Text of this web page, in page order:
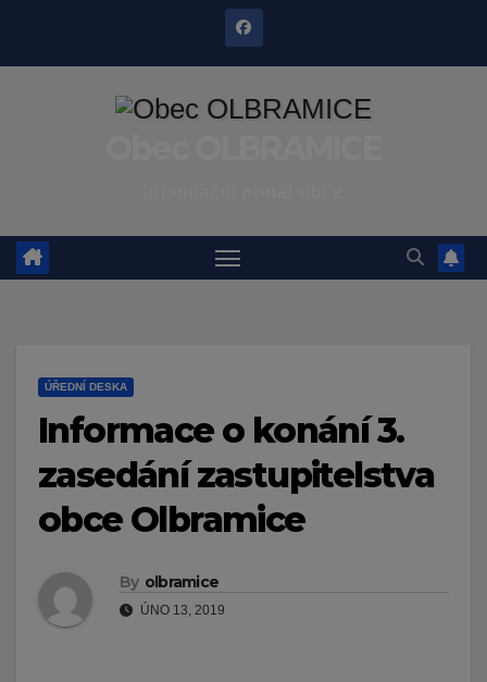
ÚŘEDNÍ DESKA
Informace o konání 3.
zasedání zastupitelstva
obce Olbramice
By olbramice
ÚNO 13, 2019